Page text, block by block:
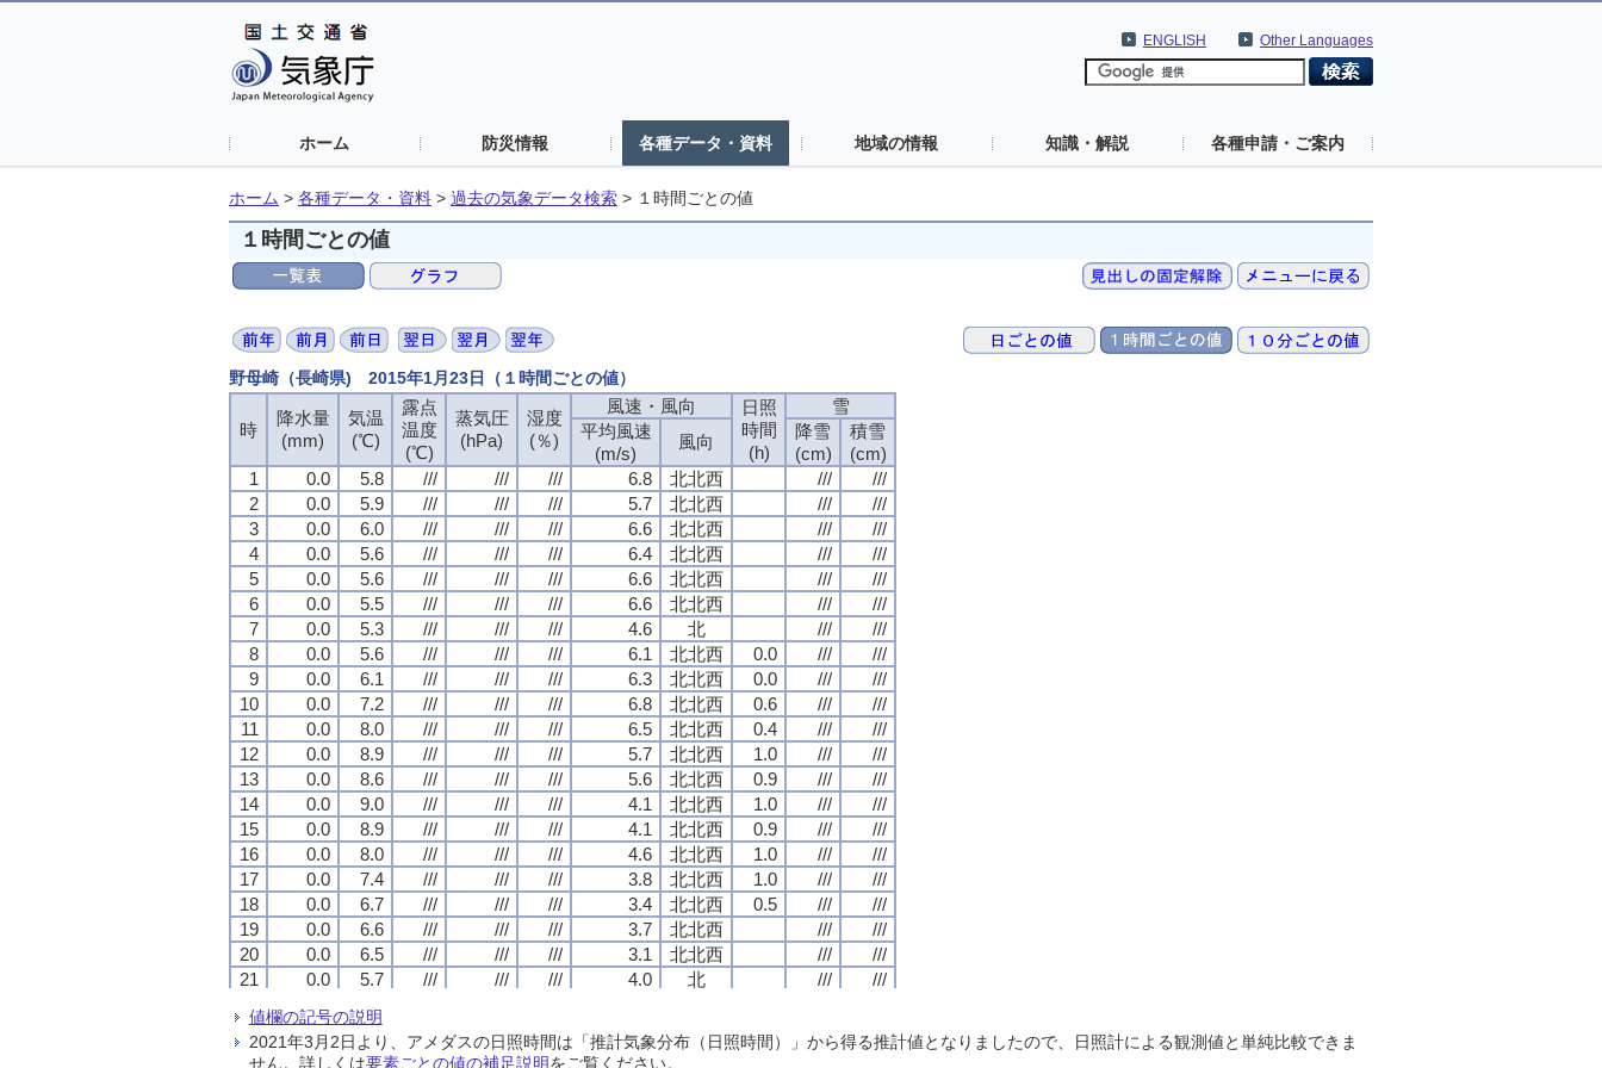
Other Languages
ENGLISH
ホーム 防災情報 各種データ・資料 地域の情報 知識・解説 各種申請・ご案内
ホーム > 各種データ・資料 > 過去の気象データ検索 > １時間ごとの値
１時間ごとの値
野母崎（長崎県) 2015年1月23日（１時間ごとの値）
時
降水量
(mm)
気温
(℃)
露点
温度
(℃)
蒸気圧
(hPa)
湿度
(％)
風速・風向
日照
時間
(h)
雪
平均風速
(m/s)
風向
降雪
(cm)
積雪
(cm)
1
0.0 5.8 /// /// /// 6.8 北北西 ///
///
2
0.0 5.9 /// /// /// 5.7 北北西 ///
///
3
0.0 6.0 /// /// /// 6.6 北北西 ///
///
4
0.0 5.6 /// /// /// 6.4 北北西 ///
///
5
0.0 5.6 /// /// /// 6.6 北北西 ///
///
6
0.0 5.5 /// /// /// 6.6 北北西 ///
///
7
0.0 5.3 /// /// /// 4.6 北 ///
///
8
0.0 5.6 /// /// /// 6.1 北北西 0.0 ///
///
9
0.0 6.1 /// /// /// 6.3 北北西 0.0 ///
///
10
0.0 7.2 /// /// /// 6.8 北北西 0.6 ///
///
11
0.0 8.0 /// /// /// 6.5 北北西 0.4 ///
///
12
0.0 8.9 /// /// /// 5.7 北北西 1.0 ///
///
13
0.0 8.6 /// /// /// 5.6 北北西 0.9 ///
///
14
0.0 9.0 /// /// /// 4.1 北北西 1.0 ///
///
15
0.0 8.9 /// /// /// 4.1 北北西 0.9 ///
///
16
0.0 8.0 /// /// /// 4.6 北北西 1.0 ///
///
17
0.0 7.4 /// /// /// 3.8 北北西 1.0 ///
///
18
0.0 6.7 /// /// /// 3.4 北北西 0.5 ///
///
19
0.0 6.6 /// /// /// 3.7 北北西 ///
///
20
0.0 6.5 /// /// /// 3.1 北北西 ///
///
21
0.0 5.7 /// /// /// 4.0 北 ///
///
23
0.0 5.1 北北東
///
24
0.0 5.3 /// /// /// 2.8 北北東 /// ///
時
降水量
(mm)
気温
(℃)
露点
温度
(℃)
蒸気圧
(hPa)
湿度
(％)
風速・風向
日照
時間
(h)
雪
平均風速
(m/s)
風向
降雪
(cm)
積雪
(cm)
1
0.0 5.8 /// /// /// 6.8 北北西 ///
///
2
0.0 5.9 /// /// /// 5.7 北北西 ///
///
3
0.0 6.0 /// /// /// 6.6 北北西 ///
///
4
0.0 5.6 /// /// /// 6.4 北北西 ///
///
5
0.0 5.6 /// /// /// 6.6 北北西 ///
///
6
0.0 5.5 /// /// /// 6.6 北北西 ///
///
7
0.0 5.3 /// /// /// 4.6 北 ///
///
8
0.0 5.6 /// /// /// 6.1 北北西 0.0 ///
///
9
0.0 6.1 /// /// /// 6.3 北北西 0.0 ///
///
10
0.0 7.2 /// /// /// 6.8 北北西 0.6 ///
///
11
0.0 8.0 /// /// /// 6.5 北北西 0.4 ///
///
12
0.0 8.9 /// /// /// 5.7 北北西 1.0 ///
///
13
0.0 8.6 /// /// /// 5.6 北北西 0.9 ///
///
14
0.0 9.0 /// /// /// 4.1 北北西 1.0 ///
///
15
0.0 8.9 /// /// /// 4.1 北北西 0.9 ///
///
16
0.0 8.0 /// /// /// 4.6 北北西 1.0 ///
///
17
0.0 7.4 /// /// /// 3.8 北北西 1.0 ///
///
18
0.0 6.7 /// /// /// 3.4 北北西 0.5 ///
///
19
0.0 6.6 /// /// /// 3.7 北北西 ///
///
20
0.0 6.5 /// /// /// 3.1 北北西 ///
///
21
0.0 5.7 /// /// /// 4.0 北 ///
///
23
0.0 5.1 北北東
///
24
0.0 5.3 /// /// /// 2.8 北北東 /// ///
時
降水量
(mm)
気温
(℃)
露点
温度
(℃)
蒸気圧
(hPa)
湿度
(％)
風速・風向
日照
時間
(h)
雪
平均風速
(m/s)
風向
降雪
(cm)
積雪
(cm)
1
0.0 5.8 /// /// /// 6.8 北北西 ///
///
2
0.0 5.9 /// /// /// 5.7 北北西 ///
///
3
0.0 6.0 /// /// /// 6.6 北北西 ///
///
4
0.0 5.6 /// /// /// 6.4 北北西 ///
///
5
0.0 5.6 /// /// /// 6.6 北北西 ///
///
6
0.0 5.5 /// /// /// 6.6 北北西 ///
///
7
0.0 5.3 /// /// /// 4.6 北 ///
///
8
0.0 5.6 /// /// /// 6.1 北北西 0.0 ///
///
9
0.0 6.1 /// /// /// 6.3 北北西 0.0 ///
///
10
0.0 7.2 /// /// /// 6.8 北北西 0.6 ///
///
11
0.0 8.0 /// /// /// 6.5 北北西 0.4 ///
///
12
0.0 8.9 /// /// /// 5.7 北北西 1.0 ///
///
13
0.0 8.6 /// /// /// 5.6 北北西 0.9 ///
///
14
0.0 9.0 /// /// /// 4.1 北北西 1.0 ///
///
15
0.0 8.9 /// /// /// 4.1 北北西 0.9 ///
///
16
0.0 8.0 /// /// /// 4.6 北北西 1.0 ///
///
17
0.0 7.4 /// /// /// 3.8 北北西 1.0 ///
///
18
0.0 6.7 /// /// /// 3.4 北北西 0.5 ///
///
19
0.0 6.6 /// /// /// 3.7 北北西 ///
///
20
0.0 6.5 /// /// /// 3.1 北北西 ///
///
21
0.0 5.7 /// /// /// 4.0 北 ///
///
23
0.0 5.1 北北東
///
24
0.0 5.3 /// /// /// 2.8 北北東 /// ///
時
降水量
(mm)
気温
(℃)
露点
温度
(℃)
蒸気圧
(hPa)
湿度
(％)
風速・風向
日照
時間
(h)
雪
平均風速
(m/s)
風向
降雪
(cm)
積雪
(cm)
1
0.0 5.8 /// /// /// 6.8 北北西 ///
///
2
0.0 5.9 /// /// /// 5.7 北北西 ///
///
3
0.0 6.0 /// /// /// 6.6 北北西 ///
///
4
0.0 5.6 /// /// /// 6.4 北北西 ///
///
5
0.0 5.6 /// /// /// 6.6 北北西 ///
///
6
0.0 5.5 /// /// /// 6.6 北北西 ///
///
7
0.0 5.3 /// /// /// 4.6 北 ///
///
8
0.0 5.6 /// /// /// 6.1 北北西 0.0 ///
///
9
0.0 6.1 /// /// /// 6.3 北北西 0.0 ///
///
10
0.0 7.2 /// /// /// 6.8 北北西 0.6 ///
///
11
0.0 8.0 /// /// /// 6.5 北北西 0.4 ///
///
12
0.0 8.9 /// /// /// 5.7 北北西 1.0 ///
///
13
0.0 8.6 /// /// /// 5.6 北北西 0.9 ///
///
14
0.0 9.0 /// /// /// 4.1 北北西 1.0 ///
///
15
0.0 8.9 /// /// /// 4.1 北北西 0.9 ///
///
16
0.0 8.0 /// /// /// 4.6 北北西 1.0 ///
///
17
0.0 7.4 /// /// /// 3.8 北北西 1.0 ///
///
18
0.0 6.7 /// /// /// 3.4 北北西 0.5 ///
///
19
0.0 6.6 /// /// /// 3.7 北北西 ///
///
20
0.0 6.5 /// /// /// 3.1 北北西 ///
///
21
0.0 5.7 /// /// /// 4.0 北 ///
///
23
0.0 5.1 北北東
///
24
0.0 5.3 /// /// /// 2.8 北北東 /// ///
値欄の記号の説明
2021年3月2日より、アメダスの日照時間は「推計気象分布（日照時間）」から得る推計値となりましたので、日照計による観測値と単純比較できま
せん。詳しくは要素ごとの値の補足説明をご覧ください。